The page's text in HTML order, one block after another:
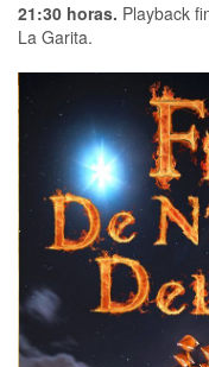
21:30 horas. Playback
La Garita.